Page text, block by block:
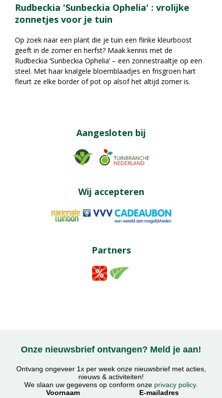
Rudbeckia 'Sunbeckia Ophelia' : vrolijke
zonnetjes voor je tuin
Op zoek naar een plant die je tuin een flinke kleurboost
geeft in de zomer en herfst? Maak kennis met de
Rudbeckia ‘Sunbeckia Ophelia’ – een zonnestraaltje op een
steel. Met haar knalgele bloemblaadjes en frisgroen hart
fleurt ze elke border of pot op alsof het altijd zomer is.
Aangesloten bij
Wij accepteren
Partners
Onze nieuwsbrief ontvangen? Meld je aan!
Ontvang ongeveer 1x per week onze nieuwsbrief met acties,
nieuws & activiteiten!
We slaan uw gegevens op conform onze privacy policy.
Voornaam
E-mailadres